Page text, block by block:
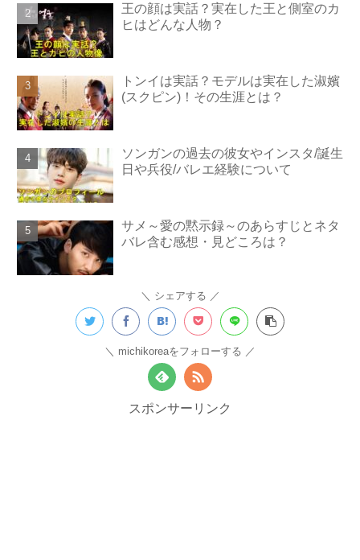
王の顔は実話？実在した王と側室のカ
ヒはどんな人物？
トンイは実話？モデルは実在した淑嬪
(スクピン)！その生涯とは？
ソンガンの過去の彼女やインスタ/誕生
日や兵役/バレエ経験について
サメ～愛の黙示録～のあらすじとネタ
バレ含む感想・見どころは？
シェアする
michikoreaをフォローする
スポンサーリンク